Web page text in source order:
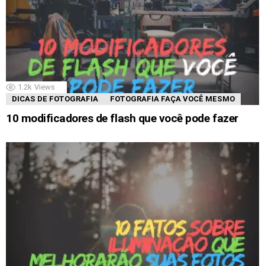
1.2k Views
DICAS DE FOTOGRAFIA
FOTOGRAFIA FAÇA VOCÊ MESMO
10 modificadores de flash que você pode fazer